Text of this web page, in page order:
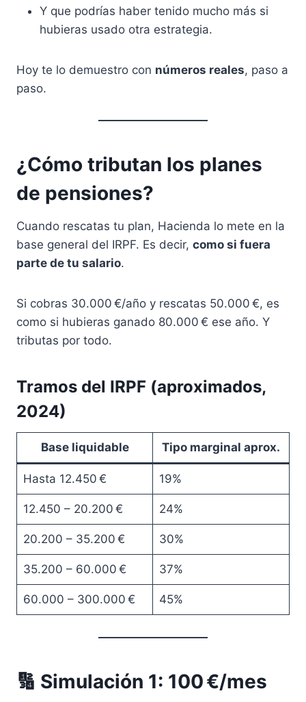
Y que podrías haber tenido mucho más si
hubieras usado otra estrategia.
Hoy te lo demuestro con números reales, paso a
paso.
¿Cómo tributan los planes
de pensiones?
Cuando rescatas tu plan, Hacienda lo mete en la
base general del IRPF. Es decir, como si fuera
parte de tu salario.
Si cobras 30.000 €/año y rescatas 50.000 €, es
como si hubieras ganado 80.000 € ese año. Y
tributas por todo.
Tramos del IRPF (aproximados,
2024)
Base liquidable Tipo marginal aprox.
Hasta 12.450 € 19%
12.450 – 20.200 € 24%
20.200 – 35.200 € 30%
35.200 – 60.000 € 37%
60.000 – 300.000 € 45%
🔢 Simulación 1: 100 €/mes